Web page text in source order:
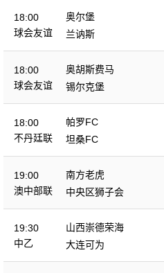
18:00
球会友谊
奥尔堡
兰讷斯
18:00
球会友谊
奥胡斯费马
锡尔克堡
18:00
不丹廷联
帕罗FC
坦桑FC
19:00
澳中部联
南方老虎
中央区狮子会
19:30
中乙
山西崇德荣海
大连可为